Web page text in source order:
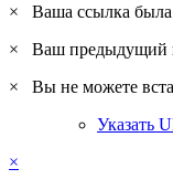
×
Ваша ссылка была
×
Ваш предыдущий
×
Вы не можете
Указать
×